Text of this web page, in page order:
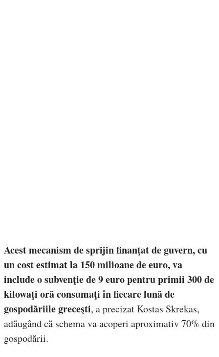
Acest mecanism de sprijin finanţat de guvern, cu
un cost estimat la 150 milioane de euro, va
include o subvenţie de 9 euro pentru primii 300 de
kilowaţi oră consumaţi în fiecare lună de
gospodăriile greceşti, a precizat Kostas Skrekas,
adăugând că schema va acoperi aproximativ 70% din
gospodării.